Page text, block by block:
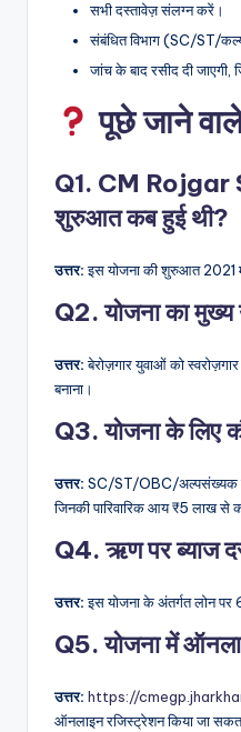
सभी दस्तावेज़ संलग्न करें।
संबंधित विभाग (SC/ST/
जांच के बाद रसीद दी जाएगी,
पूछे जाने
Q1. CM Rojgar
शुरुआत कब हुई थी?
उत्तर:इस योजना की शुरुआत 2021
Q2. योजना का मुख्य
उत्तर:बेरोज़गार युवाओं को
बनाना।
Q3. योजना के लिए
उत्तर: SC/ST/OBC/अल्पसंख्यक
जिनकी पारिवारिक आय ₹5 लाख से
Q4. ऋण पर ब्याज
उत्तर:इस योजना के अंतर्गत लोन पर
Q5. योजना में
उत्तर: https://
ऑनलाइन रजिस्ट्रेशन किया जा